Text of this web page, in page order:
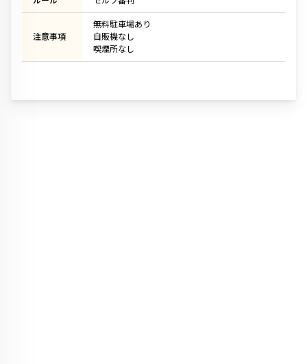
注意事項
無料駐車場あり
自販機なし
喫煙所なし